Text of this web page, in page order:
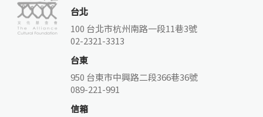
台北
100 台北市杭州南路一段11巷3號
02-2321-3313
台東
950 台東市中興路二段366巷36號
089-221-991
信箱